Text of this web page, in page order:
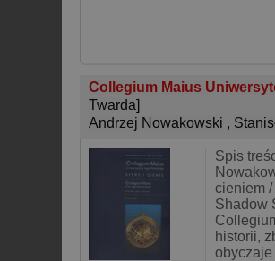
Collegium Maius
Twarda]
Andrzej Nowakowski ,
Spis
cieniem
Shadow
historii,